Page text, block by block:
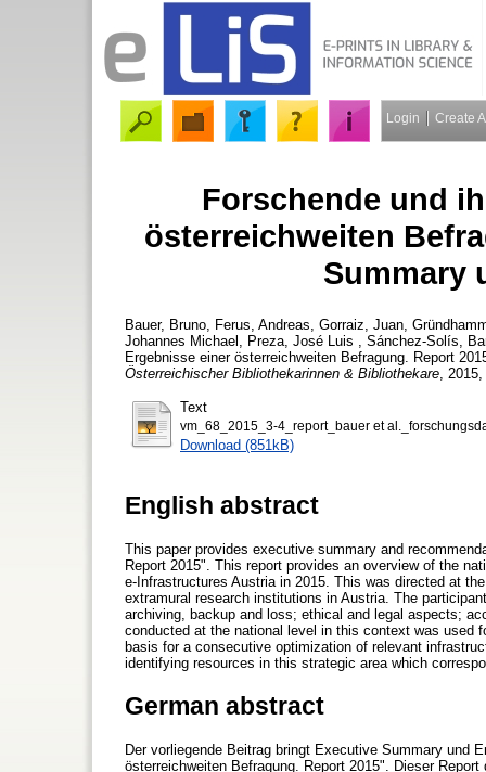
Login Create
Forschende und
österreichweiten
Summary
Bauer, Bruno Ferus, Andreas Gorraiz, Juan
Johannes Michael
Preza, José Luis
Sánchez-Solís,
Ergebnisse einer österreichweiten Befragung. Report
Österreichischer Bibliothekarinnen & Bibliothekare ,
Text
vm_68_2015_3-4_report_bauer et
Download (851kB)
English abstract
This paper provides executive summary and
Report 2015". This report provides an overview of the
e-Infrastructures Austria in 2015. This was directed at
extramural research institutions in Austria. The
archiving, backup and loss; ethical and legal aspects;
conducted at the national level in this context was used
basis for a consecutive optimization of relevant
identifying resources in this strategic area which
German abstract
Der vorliegende Beitrag bringt Executive Summary und
österreichweiten Befragung. Report 2015". Dieser